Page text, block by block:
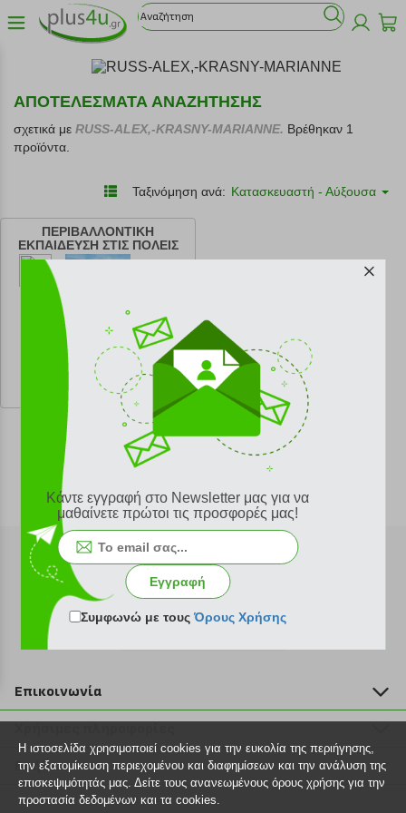
ΑΠΟΤΕΛΕΣΜΑΤΑ ΑΝΑΖΗΤΗΣΗΣ
σχετικά με RUSS-ALEX,-KRASNY-MARIANNE. Βρέθηκαν 1
προϊόντα.
Ταξινόμηση ανά: Κατασκευαστή - Αύξουσα
ΠΕΡΙΒΑΛΛΟΝΤΙΚΗ
ΕΚΠΑΙΔΕΥΣΗ ΣΤΙΣ ΠΟΛΕΙΣ
κωδ. 108175029
20.70 €
Ελάχιστη 30 ημερών 23.00 €
Προτεινόμενη λιανική 23.00 €
Εγγραφή στο newsletter
Επικοινωνία
211 2000 700
info@plus4u.gr
Η εταιρία
Σημεία παραλαβής
Βοήθεια
Εξέλιξη παραγγελίας
Κάντε εγγραφή στο Newsletter μας για να
μαθαίνετε πρώτοι τις προσφορές μας!
Εγγραφή
Συμφωνώ με τουςΌρους Χρήσης
Η ιστοσελίδα χρησιμοποιεί cookies για την ευκολία της περιήγησης,
την εξατομίκευση περιεχομένου και διαφημίσεων και την ανάλυση της
επισκεψιμότητάς μας. Δείτε τους ανανεωμένους όρους χρήσης για την
προστασία δεδομένων και τα cookies.